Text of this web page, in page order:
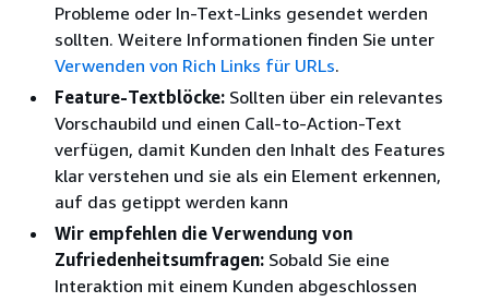
Probleme oder In-Text-Links gesendet werden
sollten. Weitere Informationen finden Sie unter
Verwenden von Rich Links für URLs.
Feature-Textblöcke: Sollten über ein relevantes
Vorschaubild und einen Call-to-Action-Text
verfügen, damit Kunden den Inhalt des Features
klar verstehen und sie als ein Element erkennen,
auf das getippt werden kann
Wir empfehlen die Verwendung von
Zufriedenheitsumfragen: Sobald Sie eine
Interaktion mit einem Kunden abgeschlossen